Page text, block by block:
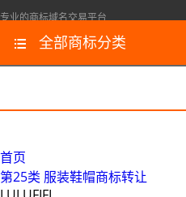
专业的商标域名交易平台
全部商标分类
首页
第25类 服装鞋帽商标转让